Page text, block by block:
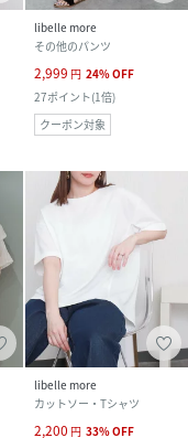
libelle more
その他のパンツ
2,999 円 24%OFF
27ポイント(1倍)
クーポン対象
libelle more
カットソー・Tシャツ
2,200 円 33%OFF